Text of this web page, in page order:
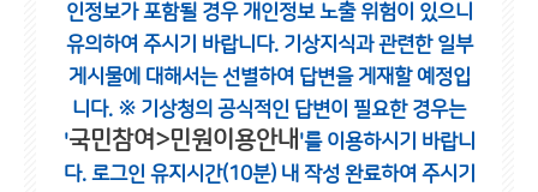
인정보가 포함될 경우 개인정보 노출 위험이 있으니
유의하여 주시기 바랍니다. 기상지식과 관련한 일부
게시물에 대해서는 선별하여 답변을 게재할 예정입
니다. ※ 기상청의 공식적인 답변이 필요한 경우는
'국민참여>민원이용안내 '를 이용하시기 바랍니
다. 로그인 유지시간(10분) 내 작성 완료하여 주시기